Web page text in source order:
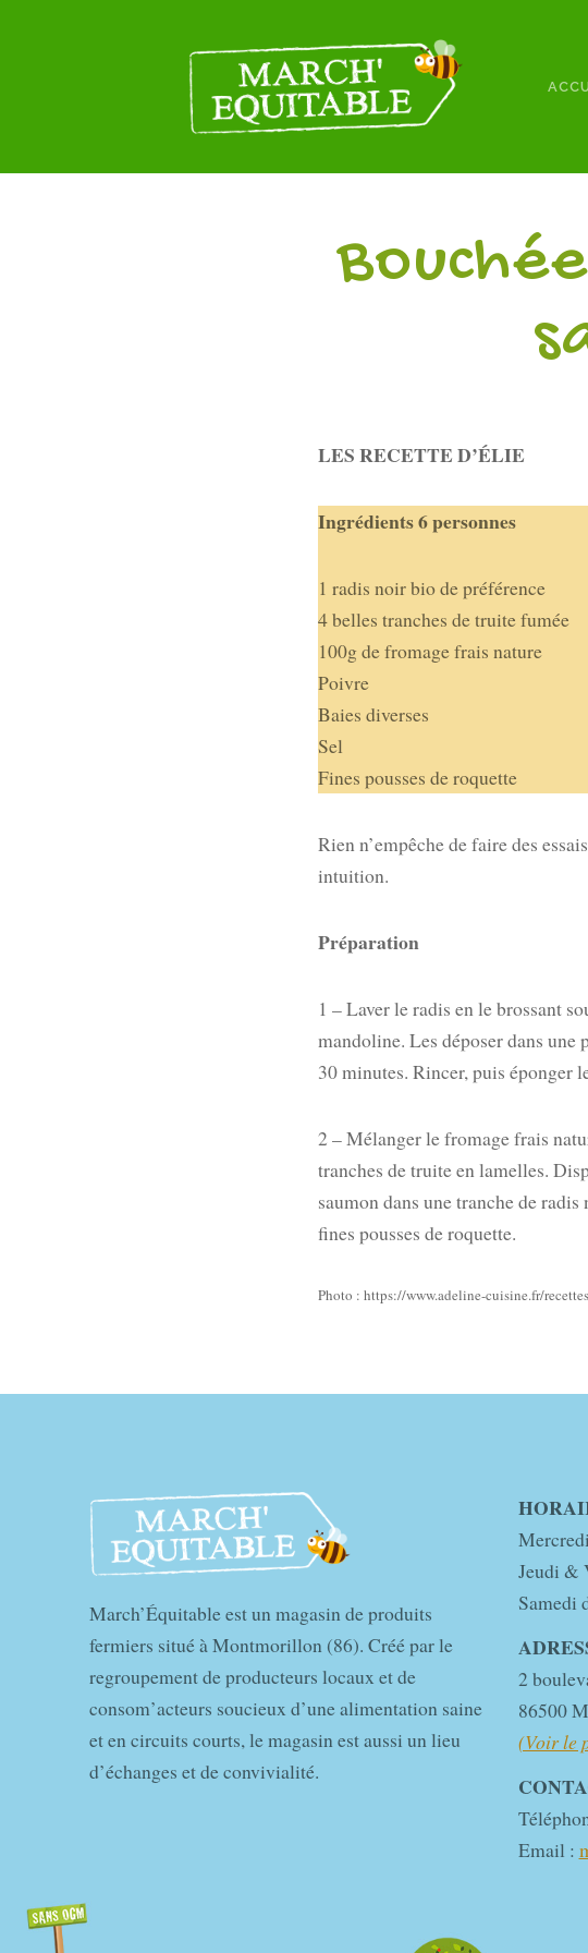
LES RECETTE D’ÉLIE
Ingrédients 6 personnes
1 radis noir bio de préférence
4 belles tranches de truite fumée
100g de fromage frais nature
Poivre
Baies diverses
Sel
Fines pousses de roquette
Rien n’empêche de faire des
intuition.
Préparation
1 – Laver le radis en le brossant
mandoline. Les déposer dans une
30 minutes. Rincer, puis éponger
2 – Mélanger le fromage frais
tranches de truite en lamelles.
saumon dans une tranche de
fines pousses de roquette.
Photo : https://www.adeline-cuisine.fr/
March’Équitable est un magasin de produits
fermiers situé à Montmorillon (86). Créé par le
regroupement de producteurs locaux et de
consom’acteurs soucieux d’une alimentation saine
et en circuits courts, le magasin est aussi un lieu
d’échanges et de convivialité.
Jeudi &
Samedi
2
86500
(Voir le
Email :